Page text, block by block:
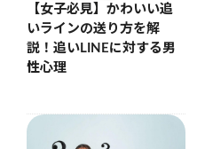
【女子必見】かわいい追
いラインの送り方を解
説！追いLINEに対する男
性心理